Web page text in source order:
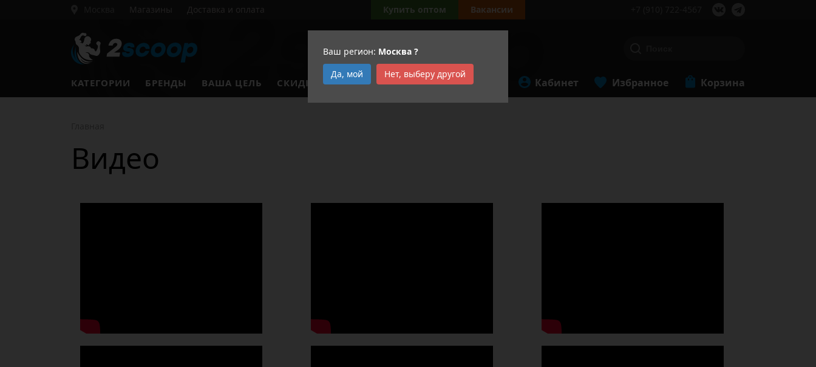
Ваш регион: Москва ?
Да, мой
Нет, выберу другой
Магазины Доставка и оплата Купить оптом Вакансии
КАТЕГОРИИ БРЕНДЫ ВАША ЦЕЛЬ СКИДКИ АКЦИИ Кабинет Избранное Корзина
Видео